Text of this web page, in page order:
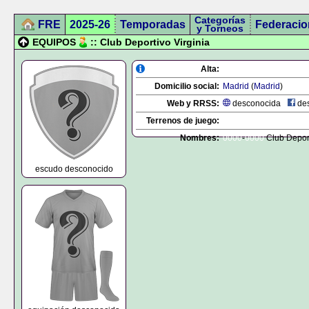
FRE 2025-26 Temporadas Categorías
y Torneos
EQUIPOS :: Club Deportivo Virginia
escudo desconocido
Alta:
Domicilio social: Madrid (Madrid)
Web y RRSS:
desconocida
Terrenos de juego:
Nombres: 0000-0000Club